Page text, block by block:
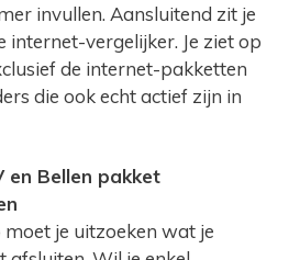
invullen. Aansluitend zit je
internet-vergelijker. Je ziet op
de internet-pakketten
die ook echt actief zijn in
en Bellen pakket
moet je uitzoeken wat je